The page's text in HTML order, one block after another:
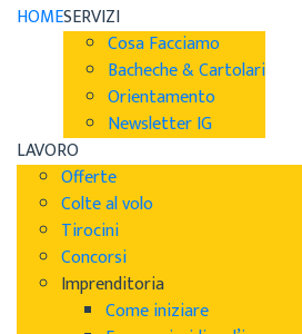
HOMESERVIZI
Cosa Facciamo
Bacheche & Cartolari
Orientamento
Newsletter IG
LAVORO
Offerte
Colte al volo
Tirocini
Concorsi
Imprenditoria
Come iniziare